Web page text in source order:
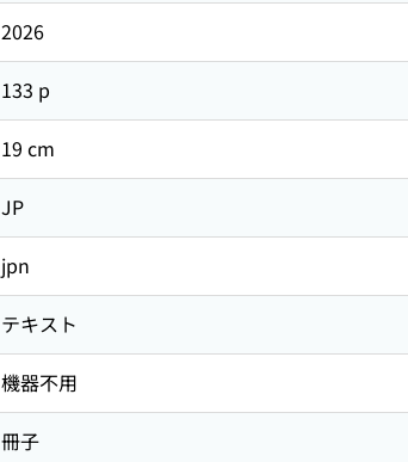
2026
133 p
19 cm
JP
jpn
テキスト
機器不用
冊子